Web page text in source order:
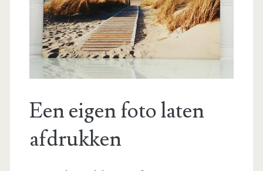
Een eigen foto laten
afdrukken